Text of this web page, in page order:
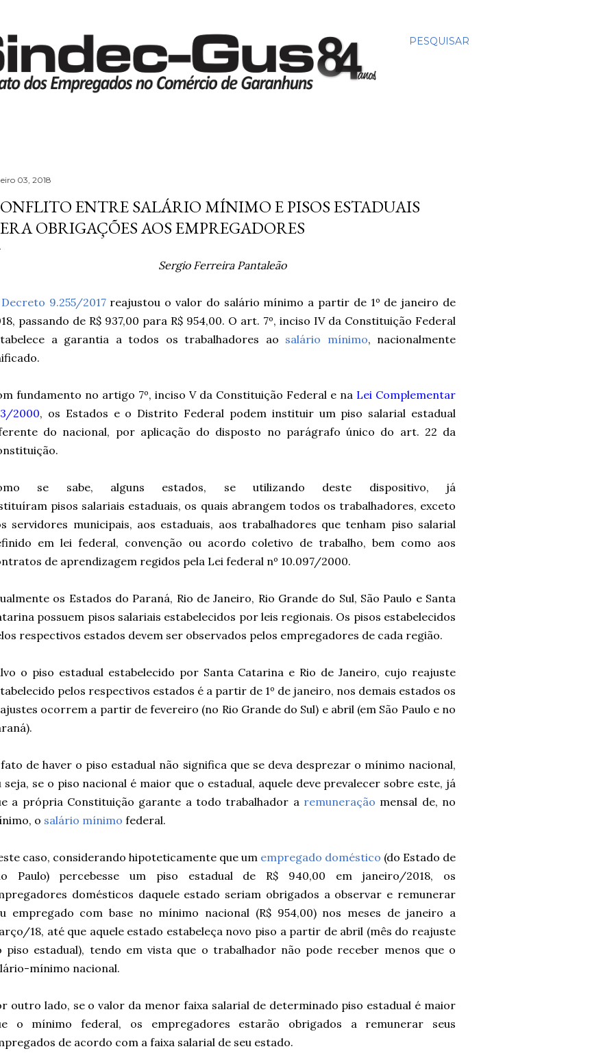
PESQUISAR
03, 2018
ENTRE SALÁRIO MÍNIMO E PISOS ESTADUAIS
OBRIGAÇÕES AOS EMPREGADORES
Sergio Ferreira Pantaleão
Decreto 9.255/2017reajustou o valor do salário mínimo a partir de 1º de janeiro de
passando de R$ 937,00 para R$ 954,00. O art. 7º, inciso IV da Constituição Federal
a garantia a todos os trabalhadores ao salário mínimo, nacionalmente
fundamento no artigo 7º, inciso V da Constituição Federal e na Lei Complementar
2000, os Estados e o Distrito Federal podem instituir um piso salarial estadual
do nacional, por aplicação do disposto no parágrafo único do art. 22 da
se sabe, alguns estados, se utilizando deste dispositivo, já
pisos salariais estaduais, os quais abrangem todos os trabalhadores, exceto
servidores municipais, aos estaduais, aos trabalhadores que tenham piso salarial
em lei federal, convenção ou acordo coletivo de trabalho, bem como aos
de aprendizagem regidos pela Lei federal nº 10.097/2000.
os Estados do Paraná, Rio de Janeiro, Rio Grande do Sul, São Paulo e Santa
possuem pisos salariais estabelecidos por leis regionais. Os pisos estabelecidos
respectivos estados devem ser observados pelos empregadores de cada região.
o piso estadual estabelecido por Santa Catarina e Rio de Janeiro, cujo reajuste
pelos respectivos estados é a partir de 1º de janeiro, nos demais estados os
ocorrem a partir de fevereiro (no Rio Grande do Sul) e abril (em São Paulo e no
de haver o piso estadual não significa que se deva desprezar o mínimo nacional,
seja, se o piso nacional é maior que o estadual, aquele deve prevalecer sobre este, já
a própria Constituição garante a todo trabalhador a remuneração mensal de, no
o salário mínimo federal.
caso, considerando hipoteticamente que um empregado doméstico (do Estado de
Paulo)
percebesse um piso estadual de R$ 940,00 em janeiro/2018, os
domésticos daquele estado seriam obrigados a observar e remunerar
empregado com base no mínimo nacional (R$ 954,00) nos meses de janeiro a
18, até que aquele estado estabeleça novo piso a partir de abril (mês do reajuste
piso estadual), tendo em vista que o trabalhador não pode receber menos que o
mínimo nacional.
outro lado, se o valor da menor faixa salarial de determinado piso estadual é maior
o mínimo federal, os empregadores estarão obrigados a remunerar seus
de acordo com a faixa salarial de seu estado.